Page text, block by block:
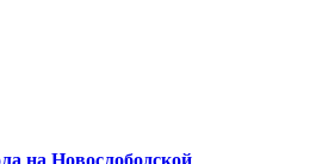
на Новослободской